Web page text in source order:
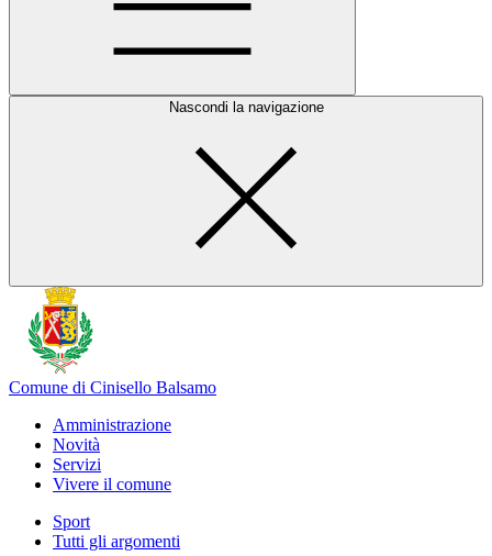
Nascondi la navigazione
Comune di Cinisello Balsamo
Amministrazione
Novità
Servizi
Vivere il comune
Sport
Tutti gli argomenti